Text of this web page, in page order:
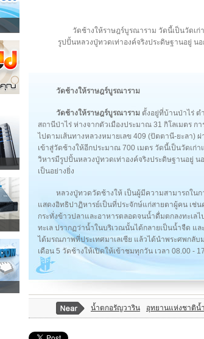
วัดช้างให้ราษฎร์บูรณาราม วัดนี้เป็นวัดเ
รูปปั้นหลวงปู่ทวดเท่าองค์จริงประดิษฐานอยู่ น
วัดช้างให้ราษฎร์บูรณาราม
วัดช้างให้ราษฎร์บูรณาราม ตั้งอยู่ที่บ้านป่าไร่ ต
สถานีป่าไร่ ห่างจากตัวเมืองประมาณ 31 กิโลเมตร ก
ไปตามเส้นทางหลวงหมายเลข 409 (ปัตตานี-ยะลา)
เข้าสู่วัดช้างให้อีกประมาณ 700 เมตร วัดนี้เป็นวัดเ
วิหารมีรูปปั้นหลวงปู่ทวดเท่าองค์จริงประดิษฐานอยู่
เป็นอย่างยิ่ง
หลวงปู่ทวดวัดช้างให้ เป็นผู้มีความสามารถในก
แสดงอิทธิปาฏิหารย์เป็นที่ประจักษ์แก่สายตาผู้คน เช่น
กระทั่งข้าวปลาและอาหารตลอดจนน้ำดื่มตกลงทะเล
ทะเล ปรากฏว่าน้ำในบริเวณนั้นได้กลายเป็นน้ำจืด แ
ได้มรณภาพที่ประเทศมาเลเซีย แล้วได้นำพระศพกลั
เดือน 5 วัดช้างให้เปิดให้เข้าชมทุกวัน เวลา 08.00 -
นํ้าตกอรัญวาริน อุทยานแห่งชาติน้